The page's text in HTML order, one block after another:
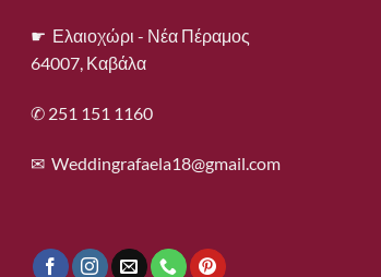
☛ Ελαιοχώρι - Νέα Πέραμος
64007, Καβάλα
✆ 251 151 1160
✉ Weddingrafaela18@gmail.com